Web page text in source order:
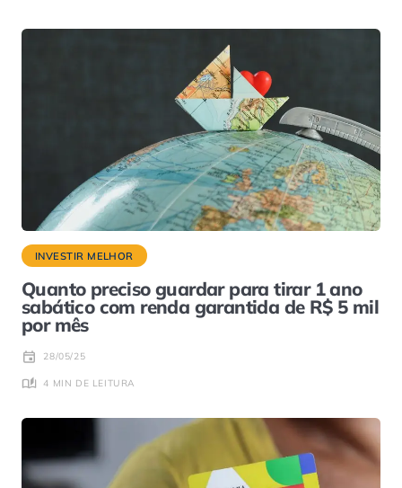
INVESTIR MELHOR
Quanto preciso guardar para tirar 1 ano
sabático com renda garantida de R$ 5 mil
por mês
28/05/25
4 MIN DE LEITURA